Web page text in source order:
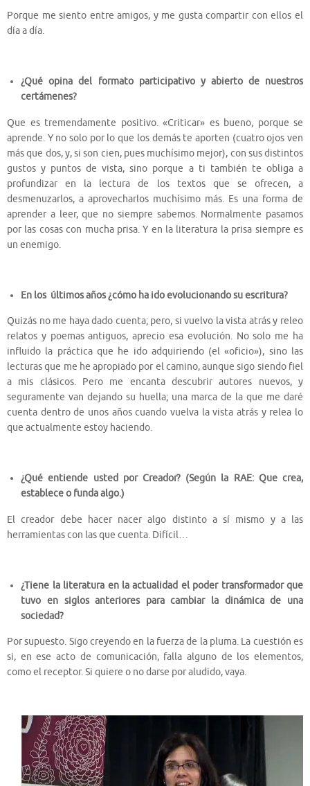
Porque me siento entre amigos, y me gusta compartir con ellos el
día a día.
¿Qué opina del formato participativo y abierto de nuestros
certámenes?
Que es tremendamente positivo. «Criticar» es bueno, porque se
aprende. Y no solo por lo que los demás te aporten (cuatro ojos ven
más que dos, y, si son cien, pues muchísimo mejor), con sus distintos
gustos y puntos de vista, sino porque a ti también te obliga a
profundizar en la lectura de los textos que se ofrecen, a
desmenuzarlos, a aprovecharlos muchísimo más. Es una forma de
aprender a leer, que no siempre sabemos. Normalmente pasamos
por las cosas con mucha prisa. Y en la literatura la prisa siempre es
un enemigo.
En los últimos años ¿cómo ha ido evolucionando su escritura?
Quizás no me haya dado cuenta; pero, si vuelvo la vista atrás y releo
relatos y poemas antiguos, aprecio esa evolución. No solo me ha
influido la práctica que he ido adquiriendo (el «oficio»), sino las
lecturas que me he apropiado por el camino, aunque sigo siendo fiel
a mis clásicos. Pero me encanta descubrir autores nuevos, y
seguramente van dejando su huella; una marca de la que me daré
cuenta dentro de unos años cuando vuelva la vista atrás y relea lo
que actualmente estoy haciendo.
¿Qué entiende usted por Creador? (Según la RAE: Quecrea,
establece o funda algo.)
El creador debe hacer nacer algo distinto a sí mismo y a las
herramientas con las que cuenta. Difícil…
¿Tiene la literatura en la actualidad el poder transformador que
tuvo en siglos anteriores para cambiar la dinámica de una
sociedad?
Por supuesto. Sigo creyendo en la fuerza de la pluma. La cuestión es
si, en ese acto de comunicación, falla alguno de los elementos,
como el receptor. Si quiere o no darse por aludido, vaya.